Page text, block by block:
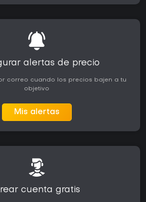
alertas de precio
correo cuando los precios bajen a tu
objetivo
Mis alertas
cuenta gratis